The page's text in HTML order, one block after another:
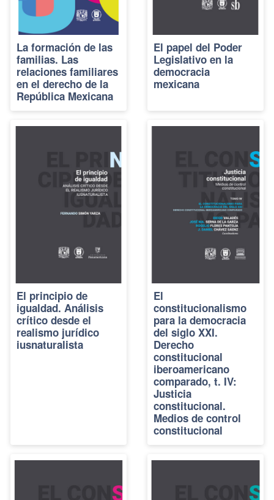
La formación de las
familias. Las
relaciones familiares
en el derecho de la
República Mexicana
El papel del Poder
Legislativo en la
democracia
mexicana
El principio de
igualdad. Análisis
crítico desde el
realismo jurídico
iusnaturalista
El
constitucionalismo
para la democracia
del siglo XXI.
Derecho
constitucional
iberoamericano
comparado, t. IV:
Justicia
constitucional.
Medios de control
constitucional